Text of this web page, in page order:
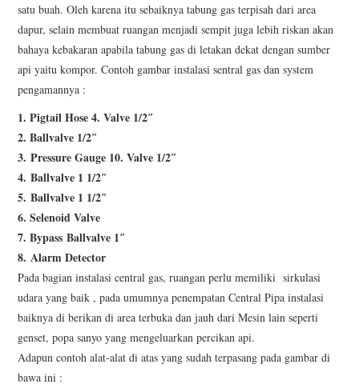
satu buah. Oleh karena itu sebaiknya tabung gas terpisah dari area
dapur, selain membuat ruangan menjadi sempit juga lebih riskan akan
bahaya kebakaran apabila tabung gas di letakan dekat dengan sumber
api yaitu kompor. Contoh gambar instalasi sentral gas dan system
pengamannya :
1.Pigtail Hose 4. Valve 1/2″
2. Ballvalve 1/2″
3.Pressure Gauge 10. Valve 1/2″
4.Ballvalve 1 1/2″
5.Ballvalve 1 1/2″
6. Selenoid Valve
7. BypassBallvalve 1″
8.Alarm Detector
Pada bagian instalasi central gas, ruangan perlu memiliki sirkulasi
udara yang baik , pada umumnya penempatan Central Pipa instalasi
baiknya di berikan di area terbuka dan jauh dari Mesin lain seperti
genset, popa sanyo yang mengeluarkan percikan api.
Adapun contoh alat-alat di atas yang sudah terpasang pada gambar di
bawa ini :